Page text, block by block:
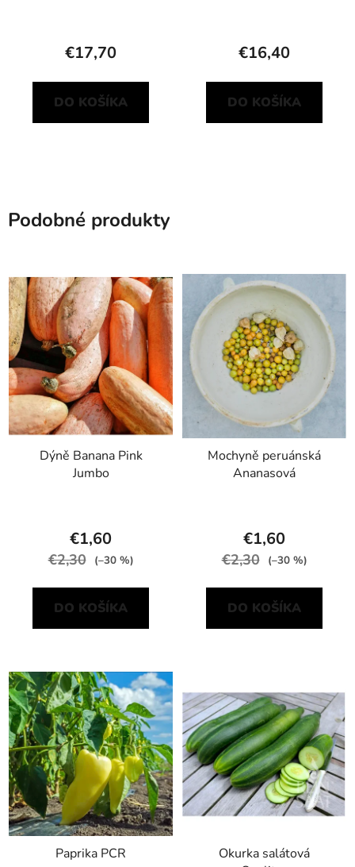
€17,70
DO KOŠÍKA
€16,40
DO KOŠÍKA
Podobné produkty
Dýně Banana Pink
Jumbo
€1,60
€2,30 (–30 %)
DO KOŠÍKA
Mochyně peruánská
Ananasová
€1,60
€2,30 (–30 %)
DO KOŠÍKA
Paprika PCR
Okurka salátová